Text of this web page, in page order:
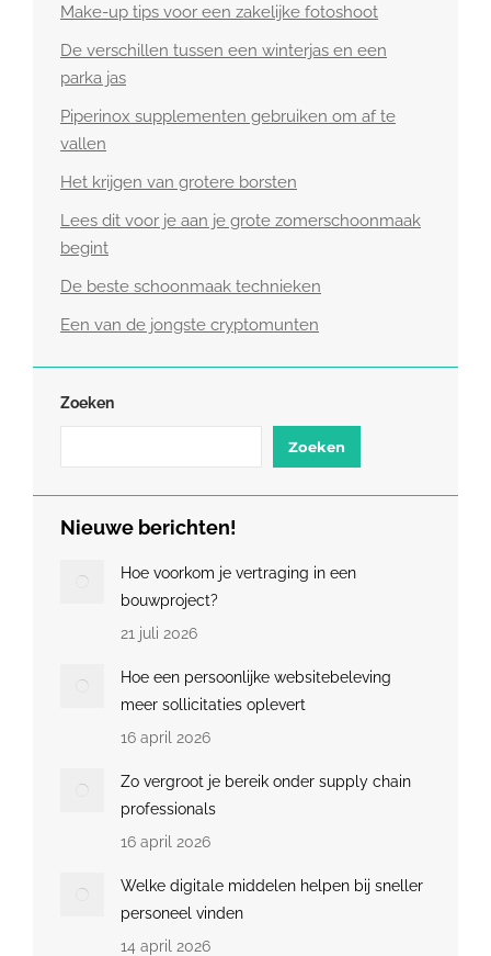
Make-up tips voor een zakelijke fotoshoot
De verschillen tussen een winterjas en een
parka jas
Piperinox supplementen gebruiken om af te
vallen
Het krijgen van grotere borsten
Lees dit voor je aan je grote zomerschoonmaak
begint
De beste schoonmaak technieken
Een van de jongste cryptomunten
Zoeken
Zoeken
Nieuwe berichten!
Hoe voorkom je vertraging in een
bouwproject?
21 juli 2026
Hoe een persoonlijke websitebeleving
meer sollicitaties oplevert
16 april 2026
Zo vergroot je bereik onder supply chain
professionals
16 april 2026
Welke digitale middelen helpen bij sneller
personeel vinden
14 april 2026